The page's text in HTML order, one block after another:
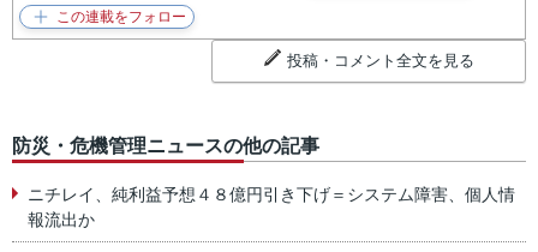
投稿・コメント全文を見る
防災・危機管理ニュースの他の記事
ニチレイ、純利益予想４８億円引き下げ＝システム障害、個人情
報流出か